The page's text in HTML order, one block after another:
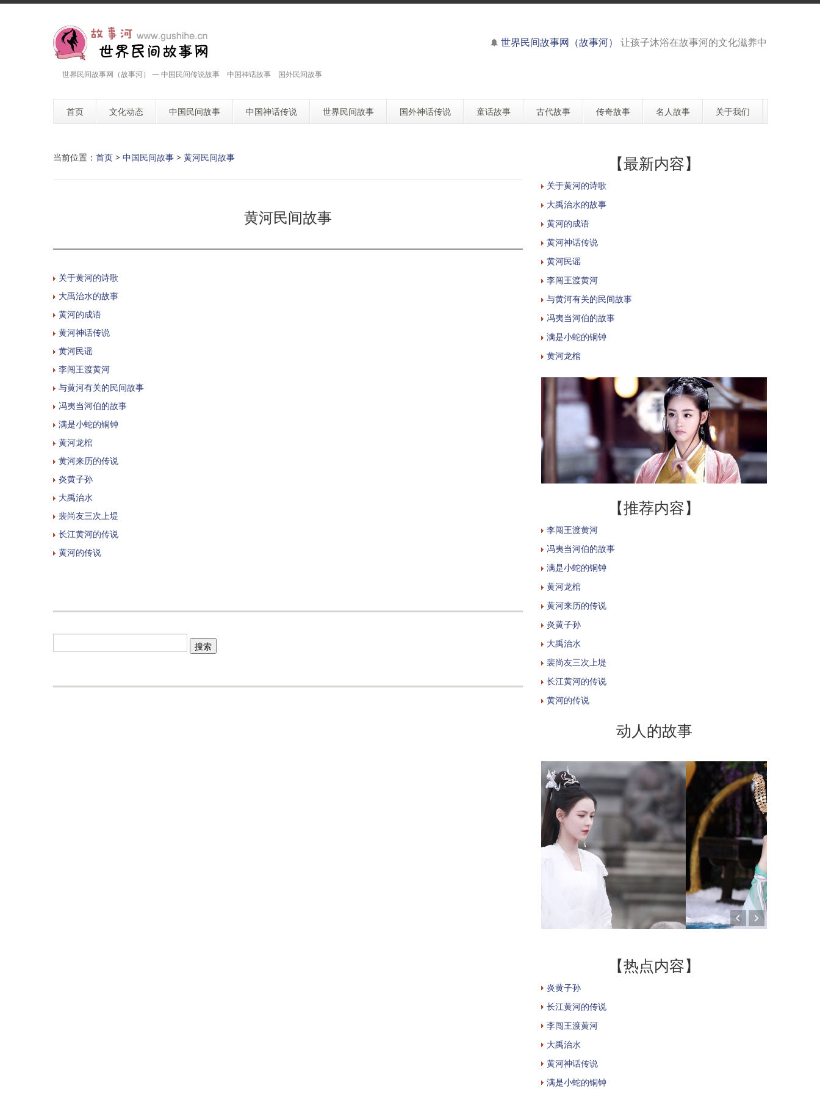
世界民间故事网（故事河） — 中国民间传说故事 中国神话故事 国外民间故事
世界民间故事网（故事河） 让孩子沐浴在故事河的文化滋养中
首页 文化动态 中国民间故事 中国神话传说 世界民间故事 国外神话传说 童话故事 古代故事 传奇故事 名人故事 关于我们
当前位置： 首页 > 中国民间故事 > 黄河民间故事
黄河民间故事
关于黄河的诗歌
大禹治水的故事
黄河的成语
黄河神话传说
黄河民谣
李闯王渡黄河
与黄河有关的民间故事
冯夷当河伯的故事
满是小蛇的铜钟
黄河龙棺
黄河来历的传说
炎黄子孙
大禹治水
裴尚友三次上堤
长江黄河的传说
黄河的传说
【最新内容】
关于黄河的诗歌
大禹治水的故事
黄河的成语
黄河神话传说
黄河民谣
李闯王渡黄河
与黄河有关的民间故事
冯夷当河伯的故事
满是小蛇的铜钟
黄河龙棺
【推荐内容】
李闯王渡黄河
冯夷当河伯的故事
满是小蛇的铜钟
黄河龙棺
黄河来历的传说
炎黄子孙
大禹治水
裴尚友三次上堤
长江黄河的传说
黄河的传说
动人的故事
【热点内容】
炎黄子孙
长江黄河的传说
李闯王渡黄河
大禹治水
黄河神话传说
满是小蛇的铜钟